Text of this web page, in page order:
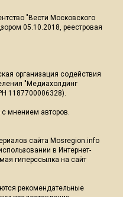
"Вести Московского
05.10.2018, реестровая
организация содействия
"Медиахолдинг
1187700006328).
мнением авторов.
сайта Mosregion.info
в Интернет-
гиперссылка на сайт
рекомендательные